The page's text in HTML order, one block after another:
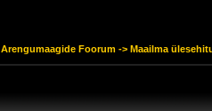
Arengumaagide Foorum -> Maailma